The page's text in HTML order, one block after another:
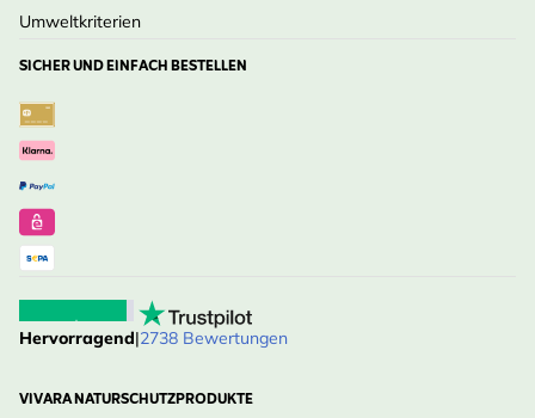
Umweltkriterien
SICHER UND EINFACH BESTELLEN
Hervorragend|2738 Bewertungen
VIVARA NATURSCHUTZPRODUKTE